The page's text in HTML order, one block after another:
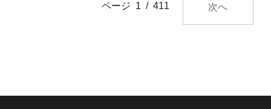
ページ 1 / 411 次へ